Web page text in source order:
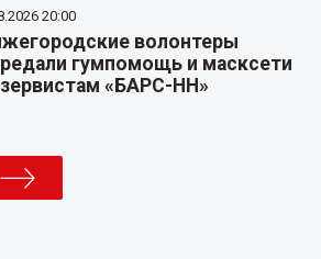
20:00
волонтеры
гумпомощь и масксети
«БАРС-НН»